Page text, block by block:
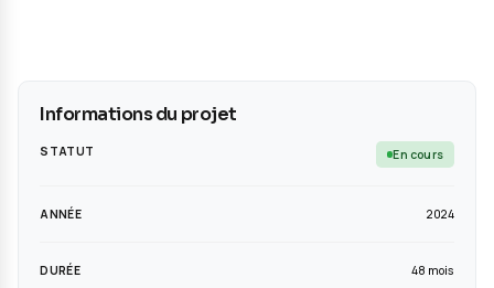
Informations du projet